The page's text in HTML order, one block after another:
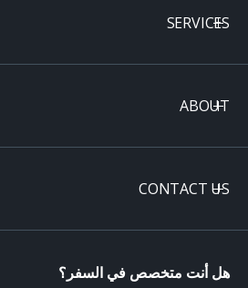
SERVICES
ABOUT
CONTACT US
هل أنت متخصص في السفر؟